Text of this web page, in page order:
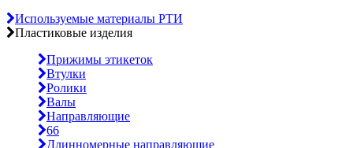
Используемые материалы РТИ
Пластиковые изделия
Прижимы этикеток
Втулки
Ролики
Валы
Направляющие
66
Длинномерные направляющие